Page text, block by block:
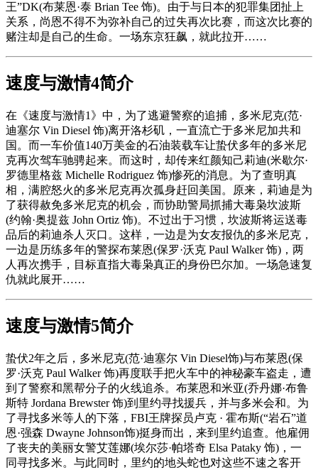
王”DK(布莱恩·泰 Brian Tee 饰)。由于与日本的犯罪集团扯上
关系，尚恩不得不为弥补自己的过失再次比赛，而这次比赛的
赌注却是自己的生命。一场东京狂飙，就此拉开……
速度与激情4简介
在《速度与激情1》中，为了逃避警察的追捕，多米尼克(范·
迪塞尔 Vin Diesel 饰)离开洛杉矶，一直流亡于多米尼加共和
国。而一车价值140万美金的石油装载车让蛰伏多年的多米尼
克再次驾车驰骋起来。而这时，却传来红颜知己莉迪(米歇尔·
罗德里格兹 Michelle Rodriguez 饰)惨死的消息。为了查明真
相，满腔怒火的多米尼克再次孤身赶回美国。原来，莉迪是为
了获得赦免多米尼克的机会，而协助警局抓捕大毒枭坎波斯
(约翰·奥提兹 John Ortiz 饰)。不过出于习惯，坎波斯将运送毒
品后的莉迪杀人灭口。这样，一边是为女友报仇的多米尼克，
一边是历练多年的警探布莱恩(保罗·沃克 Paul Walker 饰)，两
人再次携手，目标直指大毒枭真正的身份巴尔加。一场急速复
仇就此展开……
速度与激情5简介
蛰伏2年之后，多米尼克(范·迪塞尔 Vin Diesel饰)与布莱恩(保
罗·沃克 Paul Walker 饰)再度联手把火车中的神秘豪车盗走，遭
到了警察和黑帮分子的火线追杀。布莱恩和米亚(乔丹娜·布鲁
斯特 Jordana Brewster 饰)到里约寻找援兵，并与多米会和。为
了寻找多米等人的下落，FBI王牌探员卢克 · 霍布斯(“岩石”道
恩·强森 Dwayne Johnson饰)挺身而出，来到里约追查。他雇佣
了丧夫的美丽女警艾莲娜(埃尔莎·帕塔奇 Elsa Pataky 饰)，一
同寻找多米。与此同时，里约的地头蛇也对这些不速之客开